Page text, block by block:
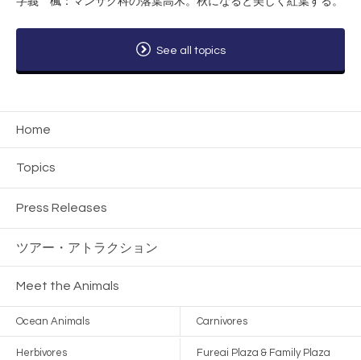
See all topics
Home
Topics
Press Releases
ツアー・ アトラクション
Meet the Animals
Ocean Animals Carnivores
Herbivores Fureai Plaza & Family Plaza